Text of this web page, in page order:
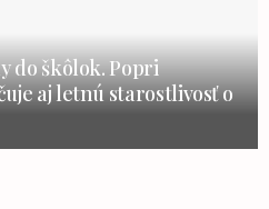
do škôlok. Popri
aj letnú starostlivosť o